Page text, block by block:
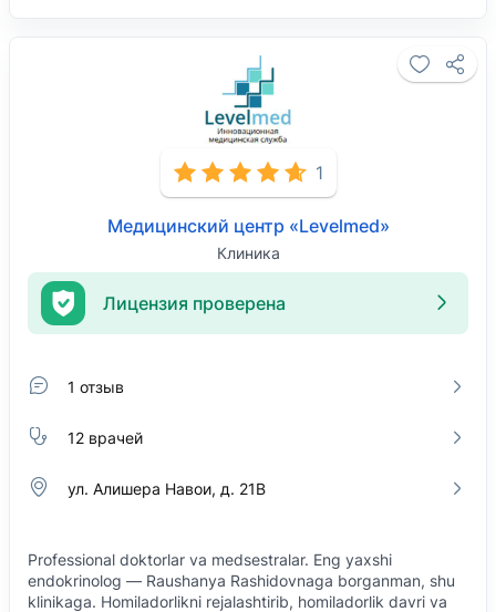
1
Медицинский центр «Levelmed»
Клиника
Лицензия проверена
1 отзыв
12 врачей
ул. Алишера Навои, д. 21В
Professional doktorlar va medsestralar. Eng yaxshi
endokrinolog — Raushanya Rashidovnaga borganman, shu
klinikaga. Homiladorlikni rejalashtirib, homiladorlik davri va